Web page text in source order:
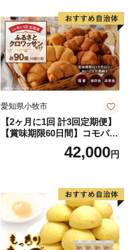
愛知県小牧市
【2ヶ月に1回 計3回定期便】
【賞味期限60日間】コモパ
ン ふるさとクロワッサンセ
ット（計90個）／災害用備蓄
42,000円